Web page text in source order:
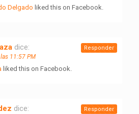
Delgado liked this on Facebook.
dice:
11:57 PM
liked this on Facebook.
Responder
dice: Responder